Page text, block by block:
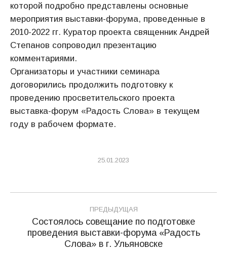
которой подробно представлены основные
мероприятия выставки-форума, проведенные в
2010-2022 гг. Куратор проекта священник Андрей
Степанов сопроводил презентацию
комментариями.
Организаторы и участники семинара
договорились продолжить подготовку к
проведению просветительского проекта
выставка-форум «Радость Слова» в текущем
году в рабочем формате.
25.01.2023
Навигация
записям
ПРЕДЫДУЩАЯ
Предыдущая
запись:
Состоялось совещание по подготовке
проведения выставки-форума «Радость
Слова» в г. Ульяновске